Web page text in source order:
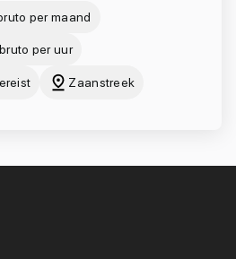
per maand
per uur
Zaanstreek